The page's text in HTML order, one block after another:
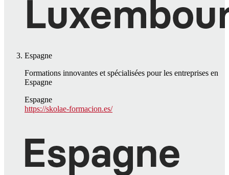
Espagne
Formations innovantes et spécialisées pour les entreprises en
Espagne
Espagne
https://skolae-formacion.es/